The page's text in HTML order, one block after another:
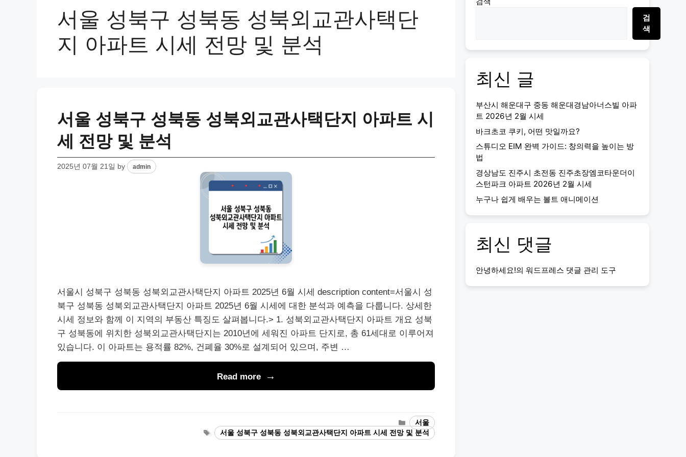
서울 성북구 성북동 성북외교관사택단
지 아파트 시세 전망 및 분석
서울 성북구 성북동 성북외교관사택단지 아파트 시
세 전망 및 분석
2025년 07월 21일 by admin
서울시 성북구 성북동 성북외교관사택단지 아파트 2025년 6월 시세 description content=서울시 성
북구 성북동 성북외교관사택단지 아파트 2025년 6월 시세에 대한 분석과 예측을 다룹니다. 상세한
시세 정보와 함께 이 지역의 부동산 특징도 살펴봅니다.> 1. 성북외교관사택단지 아파트 개요 성북
구 성북동에 위치한 성북외교관사택단지는 2010년에 세워진 아파트 단지로, 총 61세대로 이루어져
있습니다. 이 아파트는 용적률 82%, 건폐율 30%로 설계되어 있으며, 주변 …
Read more
Categories
서울
Tags
서울 성북구 성북동 성북외교관사택단지 아파트 시세 전망 및 분석
검
색
최신 글
부산시 해운대구 중동 해운대경남아너스빌 아파
트 2026년 2월 시세
바크초코 쿠키, 어떤 맛일까요?
스튜디오 EIM 완벽 가이드: 창의력을 높이는 방
법
경상남도 진주시 초전동 진주초장엠코타운더이
스턴파크 아파트 2026년 2월 시세
누구나 쉽게 배우는 볼트 애니메이션
최신 댓글
안녕하세요!의 워드프레스 댓글 관리 도구